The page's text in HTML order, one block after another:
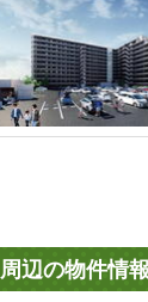
周辺の物件情